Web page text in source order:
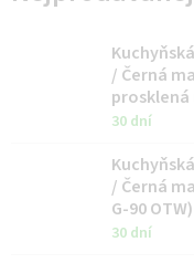
/ Černá
prosklená
30 dní
/ Černá
G-90 OTW)
30 dní